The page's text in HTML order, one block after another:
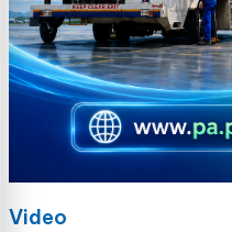
Video